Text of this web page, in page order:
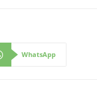
WhatsApp